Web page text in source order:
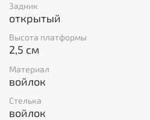
Задник
открытый
Высота платформы
2,5 см
Материал
войлок
Стелька
войлок